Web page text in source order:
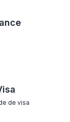
de visa